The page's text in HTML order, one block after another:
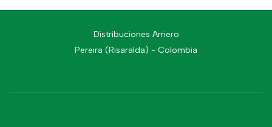
Distribuciones Arriero
Pereira (Risaralda) - Colombia